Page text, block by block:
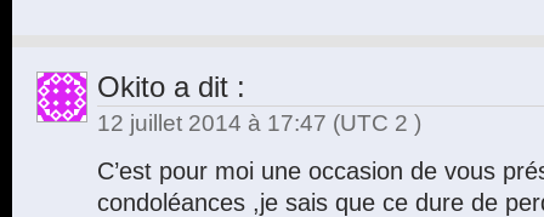
Okito a dit :
12 juillet 2014 à 17:47 (UTC 2 )
C’est pour moi une occasion de vous
condoléances ,je sais que ce dure de